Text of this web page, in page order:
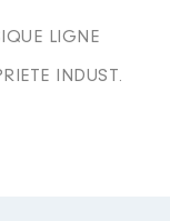
LIGNE
INDUST.